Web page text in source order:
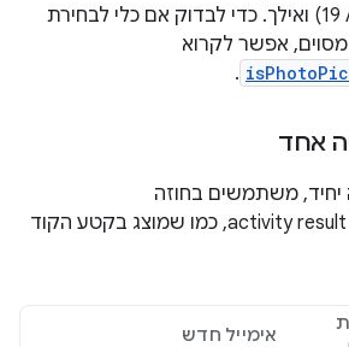
מגרסה 4.4 (רמת API‏ 19) ואילך. כדי לבדוק אם כלי לבחירת
מסוים, אפשר לקרוא
.
אחד
יחיד, משתמשים בחוזה
activity result, כמו שמוצג בקטע הקוד
אימייל חדש